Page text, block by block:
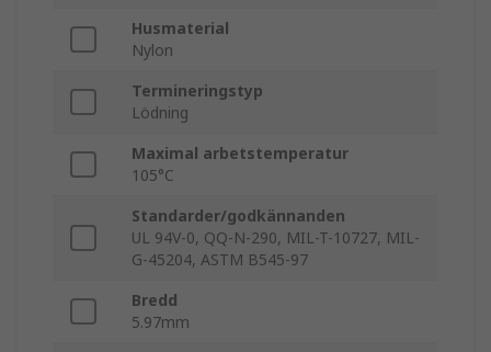
Husmaterial
Nylon
Termineringstyp
Lödning
Maximal arbetstemperatur
105°C
Standarder/godkännanden
UL 94V-0, QQ-N-290, MIL-T-10727, MIL-
G-45204, ASTM B545-97
Bredd
5.97mm